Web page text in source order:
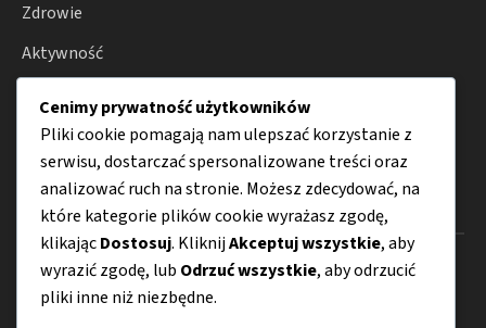
Zdrowie
Aktywność
Porady
Menu
O nas
Kontakt
Cenimy prywatność użytkowników
Pliki cookie pomagają nam ulepszać korzystanie z
serwisu, dostarczać spersonalizowane treści oraz
analizować ruch na stronie. Możesz zdecydować, na
które kategorie plików cookie wyrażasz zgodę,
klikającDostosuj. KliknijAkceptuj wszystkie, aby
wyrazić zgodę, lub Odrzuć wszystkie, aby odrzucić
pliki inne niż niezbędne.